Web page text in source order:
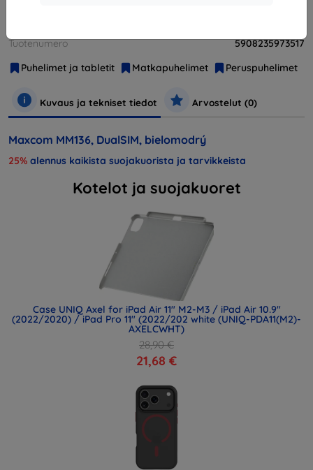
Tuotenumero
5908235973517
Puhelimet ja tabletit
Matkapuhelimet Peruspuhelimet
Kuvaus ja tekniset tiedot Arvostelut (0)
Maxcom MM136, DualSIM, bielomodrý
25% alennus kaikista suojakuorista ja tarvikkeista
Kotelot ja suojakuoret
Case UNIQ Axel for iPad Air 11" M2-M3 / iPad Air 10.9"
(2022/2020) / iPad Pro 11" (2022/202 white (UNIQ-PDA11(M2)-
AXELCWHT)
28,90 €
21,68 €